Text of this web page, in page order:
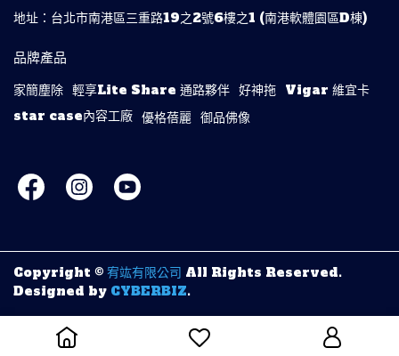
地址：台北市南港區三重路19之2號6樓之1 (南港軟體園區D棟)
品牌產品
家簡塵除 輕享Lite Share 通路夥伴 好神拖 Vigar 維宜卡
star case內容工廠 優格蓓麗 御品佛像
Copyright © 宥竑有限公司 All Rights Reserved.
Designed by CYBERBIZ.